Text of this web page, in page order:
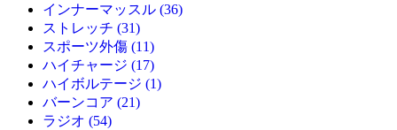
インナーマッスル (36)
ストレッチ (31)
スポーツ外傷 (11)
ハイチャージ (17)
ハイボルテージ (1)
バーンコア (21)
ラジオ (54)